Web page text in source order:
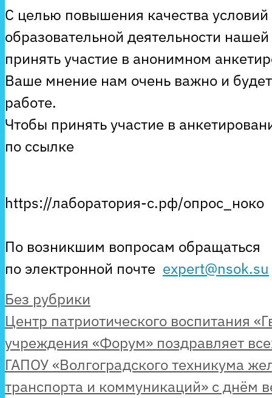
С целью повышения качества
образовательной деятельности
принять участие в анонимном
Ваше мнение нам очень важно и
работе.
Чтобы принять участие в
по ссылке
https://лаборатория-с.рф/опрос_ноко
По возникшим вопросам обращаться
по электронной почте expert@nsok.su
Рубрики
Без рубрики
Центр патриотического воспитания
учреждения «Форум» поздравляет
ГАПОУ «Волгоградского техникума
транспорта и коммуникаций» с днём